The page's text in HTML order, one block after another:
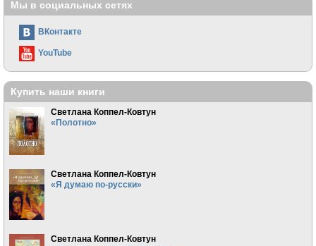
Мы в социальных сетях
ВКонтакте
YouTube
Купить наши книги
Светлана Коппел-Ковтун
«Полотно»
Светлана Коппел-Ковтун
«Я думаю по-русски»
Светлана Коппел-Ковтун